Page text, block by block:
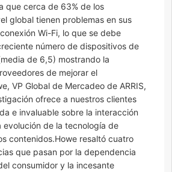
que cerca de 63% de los
global tienen problemas en sus
Wi-Fi, lo que se debe
número de dispositivos de
de 6,5) mostrando la
de mejorar el
VP Global de Mercadeo de ARRIS,
ofrece a nuestros clientes
e invaluable sobre la interacción
evolución de la tecnología de
contenidos.Howe resaltó cuatro
que pasan por la dependencia
consumidor y la incesante